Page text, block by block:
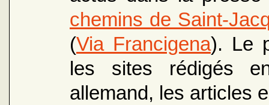
chemins de Saint-
(Via Francigena). Le
les sites rédigés
allemand, les articles